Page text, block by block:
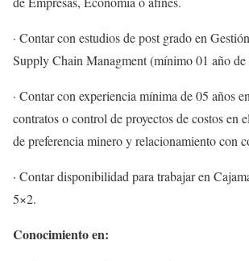
· Contar con estudios de post grado en
Supply Chain Managment (mínimo 01 año de
· Contar con experiencia mínima de 05 años
contratos o control de proyectos de costos en
de preferencia minero y relacionamiento con
· Contar disponibilidad para trabajar en
5×2.
Conocimiento en: